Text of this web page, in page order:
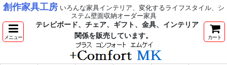
創作家具工房いろんな家具インテリア、変化するライフスタイル、シ
ステム壁面収納オーダー家具
メニュー
テレビボード、チェア、ギフト、金具、インテリア
関係を販売しています。
カート